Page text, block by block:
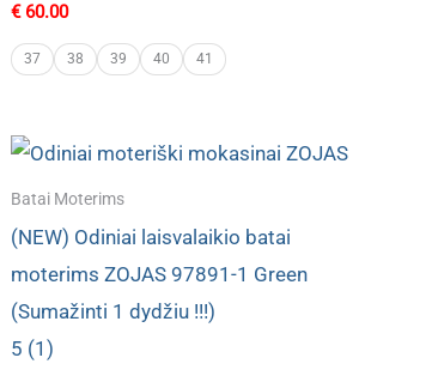
€60.00
37 38 39 40 41
Batai Moterims
(NEW) Odiniai laisvalaikio batai
moterims ZOJAS 97891-1 Green
(Sumažinti 1 dydžiu !!!)
5 (1)